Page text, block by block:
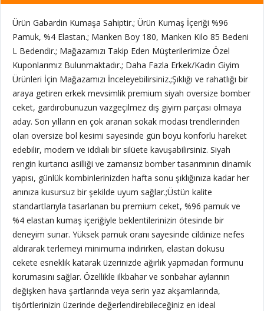
Ürün Gabardin Kumaşa Sahiptir.; Ürün Kumaş İçeriği %96
Pamuk, %4 Elastan.; Manken Boy 180, Manken Kilo 85 Bedeni
L Bedendir.; Mağazamızı Takip Eden Müşterilerimize Özel
Kuponlarımız Bulunmaktadır.; Daha Fazla Erkek/Kadın Giyim
Ürünleri İçin Mağazamızı İnceleyebilirsiniz.;Şıklığı ve rahatlığı bir
araya getiren erkek mevsimlik premium siyah oversize bomber
ceket, gardırobunuzun vazgeçilmez dış giyim parçası olmaya
aday. Son yılların en çok aranan sokak modası trendlerinden
olan oversize bol kesimi sayesinde gün boyu konforlu hareket
edebilir, modern ve iddialı bir silüete kavuşabilirsiniz. Siyah
rengin kurtarıcı asilliği ve zamansız bomber tasarımının dinamik
yapısı, günlük kombinlerinizden hafta sonu şıklığınıza kadar her
anınıza kusursuz bir şekilde uyum sağlar.;Üstün kalite
standartlarıyla tasarlanan bu premium ceket, %96 pamuk ve
%4 elastan kumaş içeriğiyle beklentilerinizin ötesinde bir
deneyim sunar. Yüksek pamuk oranı sayesinde cildinize nefes
aldırarak terlemeyi minimuma indirirken, elastan dokusu
cekete esneklik katarak üzerinizde ağırlık yapmadan formunu
korumasını sağlar. Özellikle ilkbahar ve sonbahar aylarının
değişken hava şartlarında veya serin yaz akşamlarında,
tişörtlerinizin üzerinde değerlendirebileceğiniz en ideal